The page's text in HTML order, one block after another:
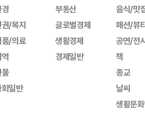
/복지
/의료
일반
부동산
글로벌경제
생활경제
경제일반
음식/맛
패션/뷰
공연/전
책
종교
날씨
생활문